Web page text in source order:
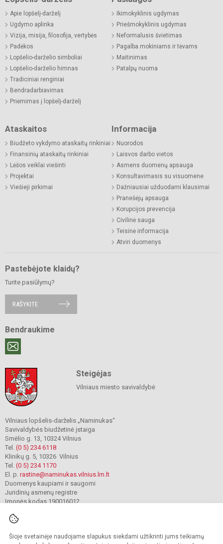
Šioje svetainėje naudojame slapukus siekdami užtikrinti jums teikiamų
Apie lopšelį-darželį
Ugdymo aplinka
Vizija, misija, filosofija, vertybės
Padėkos
Lopšelio-darželio simboliai
Lopšelio-darželio himnas
Tradiciniai renginiai
Bendradarbiavimas
Priėmimas į lopšelį-darželį
Ikimokyklinis ugdymas
Priešmokyklinis ugdymas
Neformalusis švietimas
Pagalba mokiniams ir tėvams
Maitinimas
Patalpų nuoma
Ataskaitos
Biudžeto vykdymo ataskaitų rinkiniai
Finansinių ataskaitų rinkiniai
Lėšos veiklai viešinti
Projektai
Viešieji pirkimai
Informacija
Nuorodos
Laisvos darbo vietos
Asmens duomenų apsauga
Konsultavimasis su visuomene
Dažniausiai užduodami klausimai
Pranešėjų apsauga
Korupcijos prevencija
Civilinė sauga
Teisinė informacija
Atviri duomenys
Pastebėjote klaidų?
Turite pasiūlymų?
RAŠYKITE
Bendraukime
Steigėjas
Vilniaus miesto savivaldybė
Vilniaus lopšelis-darželis „Naminukas“
Savivaldybės biudžetinė įstaiga
Smėlio g. 13, 10324 Vilnius
Tel. (0 5) 234 6118
Klinikų g. 5, 10326 Vilnius
Tel. (0 5) 234 1170
El. p. rastine@naminukas.vilnius.lm.lt
Duomenys kaupiami ir saugomi
Juridinių asmenų registre
Įmonės kodas 190016012
© 2022. Vilniaus lopšelis darželis Naminukas. Visos teisės saugomos.